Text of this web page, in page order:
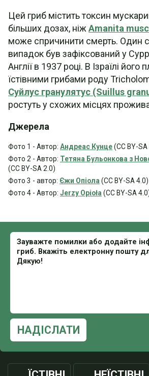
Цей гриб містить токсин
більших дозах, ніж Amanita
може спричинити смерть. Один
випадок був зафіксований у
Англії в 1937 році. В Ізраїлі його
їстівними грибами роду
Суйлус гранулятус (Suillus
ростуть у схожих місцях
Джерела
Фото 1 - Автор: Андреас Кунце(CC BY-SA
Фото 2 - Автор: Тетяна Бульонкова з
(CC BY-SA 2.0)
Фото 3 - автор: Єжи Опіола (CC BY-SA 4.0)
Фото 4 - Автор: Jerzy Opioła (CC BY-SA
НАДІСЛАТИ